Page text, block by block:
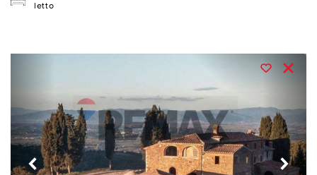
letto